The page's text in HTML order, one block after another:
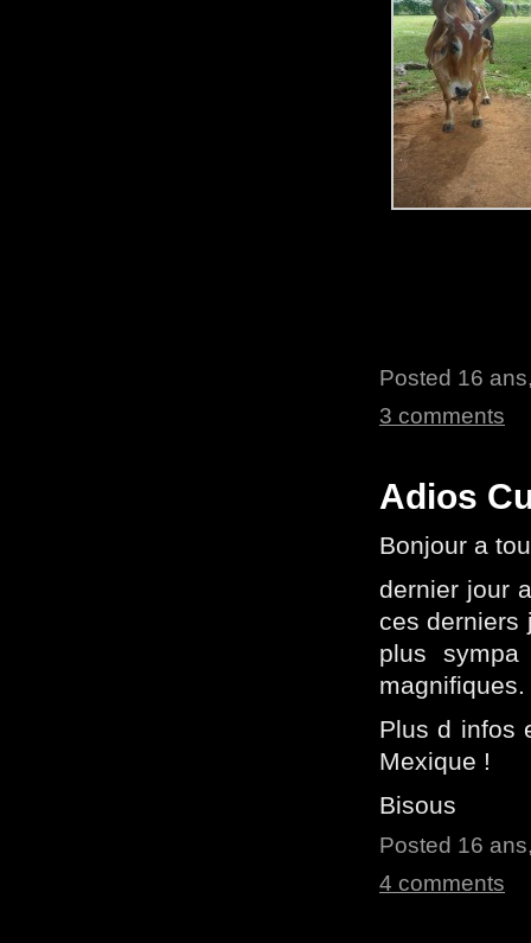
Posted 16
3 comments
Adios
Bonjour a
dernier jour
ces derniers
plus
magnifiques.
Plus d infos
Mexique !
Bisous
Posted 16
4 comments